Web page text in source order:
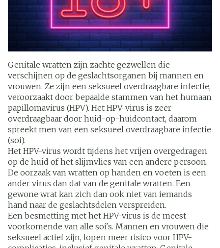
Genitale wratten zijn zachte gezwellen die
verschijnen op de geslachtsorganen bij mannen en
vrouwen. Ze zijn een seksueel overdraagbare infectie,
veroorzaakt door bepaalde stammen van het humaan
papillomavirus (HPV). Het HPV-virus is zeer
overdraagbaar door huid-op-huidcontact, daarom
spreekt men van een seksueel overdraagbare infectie
(soi).
Het HPV-virus wordt tijdens het vrijen overgedragen
op de huid of het slijmvlies van een andere persoon.
De oorzaak van wratten op handen en voeten is een
ander virus dan dat van de genitale wratten. Een
gewone wrat kan zich dan ook niet van iemands
hand naar de geslachtsdelen verspreiden.
Een besmetting met het HPV-virus is de meest
voorkomende van alle soi's. Mannen en vrouwen die
seksueel actief zijn, lopen meer risico voor HPV-